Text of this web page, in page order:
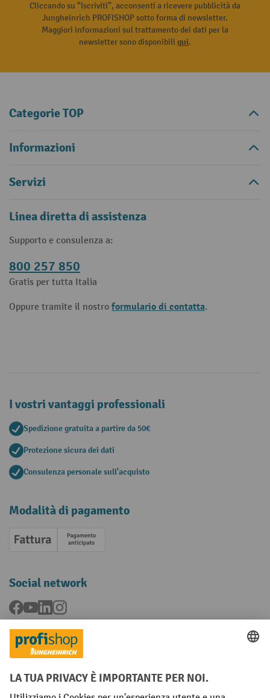
Cliccando su “Iscriviti”, acconsenti a ricevere pubblicità da
Jungheinrich PROFISHOP sotto forma di newsletter.
Maggiori informazioni sul trattamento dei dati per la
newsletter sono disponibili qui.
Categorie TOP
Informazioni
Servizi
Linea diretta di assistenza
Supporto e consulenza a:
800 257 850
Gratis per tutta Italia
Oppure tramite il nostro formulario di contatta.
I vostri vantaggi professionali
Spedizione gratuita a partire da 50€
Protezione sicura dei dati
Consulenza personale sull'acquisto
Modalità di pagamento
Fattura Pagamento anticipato
Social network
Facebook
YouTubeLinkedInInstagram
Condizioni Generali di Vendita
Dichiarazione di protezione dei dati Impronta